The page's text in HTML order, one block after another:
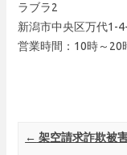
ラブラ2
新潟市中央区万代1-
営業時間：10時～20
Post navigation
← 架空請求詐欺被